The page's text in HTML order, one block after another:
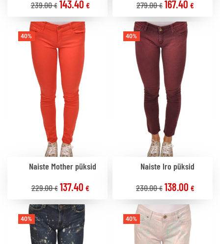
239.00€ 143.40 €
279.00€ 167.40 €
40%
Naiste Mother püksid
229.00€ 137.40 €
40%
Naiste Iro püksid
230.00€ 138.00 €
40% 40%